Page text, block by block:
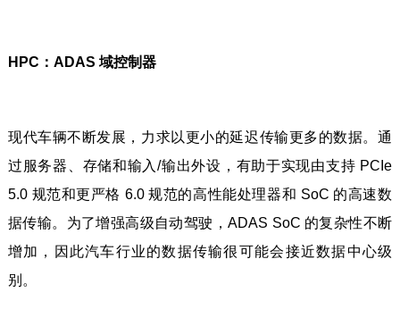
HPC：ADAS 域控制器
现代车辆不断发展，力求以更小的延迟传输更多的数据。通
过服务器、存储和输入/输出外设，有助于实现由支持 PCIe
5.0 规范和更严格 6.0 规范的高性能处理器和 SoC 的高速数
据传输。为了增强高级自动驾驶，ADAS SoC 的复杂性不断
增加，因此汽车行业的数据传输很可能会接近数据中心级
别。